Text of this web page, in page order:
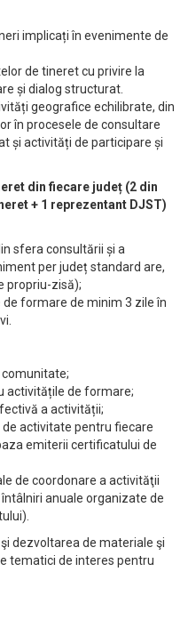
implicați în evenimente de
de tineret cu privire la
și dialog structurat.
geografice echilibrate, din
în procesele de consultare
și activități de participare și
din fiecare județ (2 din
+ 1 reprezentant DJST)
sfera consultării și a
per județ standard are,
propriu-zisă);
formare de minim 3 zile în
activitățile de formare;
a activității;
activitate pentru fiecare
emiterii certificatului de
de coordonare a activităţii
anuale organizate de
dezvoltarea de materiale şi
tematici de interes pentru